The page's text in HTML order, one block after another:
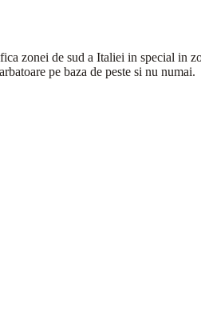
zonei de sud a Italiei in special in
pe baza de peste si nu numai.